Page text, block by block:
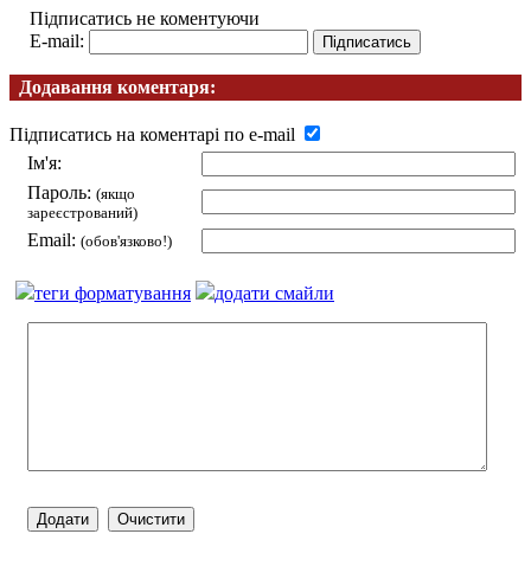
Підписатись не коментуючи
E-mail:
Додавання коментаря:
Підписатись на коментарі по e-mail
Ім'я:
Пароль: (якщо
зареєстрований)
Email: (обов'язково!)
теги форматування додати смайли